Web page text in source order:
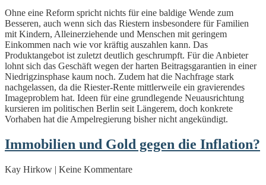
Ohne eine Reform spricht nichts für eine baldige Wende zum
Besseren, auch wenn sich das Riestern insbesondere für Familien
mit Kindern, Alleinerziehende und Menschen mit geringem
Einkommen nach wie vor kräftig auszahlen kann. Das
Produktangebot ist zuletzt deutlich geschrumpft. Für die Anbieter
lohnt sich das Geschäft wegen der harten Beitragsgarantien in einer
Niedrigzinsphase kaum noch. Zudem hat die Nachfrage stark
nachgelassen, da die Riester-Rente mittlerweile ein gravierendes
Imageproblem hat. Ideen für eine grundlegende Neuausrichtung
kursieren im politischen Berlin seit Längerem, doch konkrete
Vorhaben hat die Ampelregierung bisher nicht angekündigt.
Immobilien und Gold gegen die Inflation?
Kay Hirkow | Keine Kommentare